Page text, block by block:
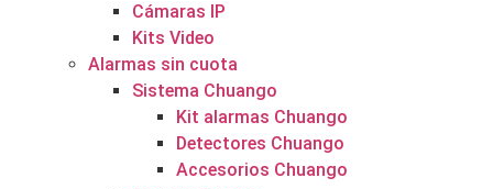
Cámaras IP
Kits Video
Alarmas sin cuota
Sistema Chuango
Kit alarmas Chuango
Detectores Chuango
Accesorios Chuango